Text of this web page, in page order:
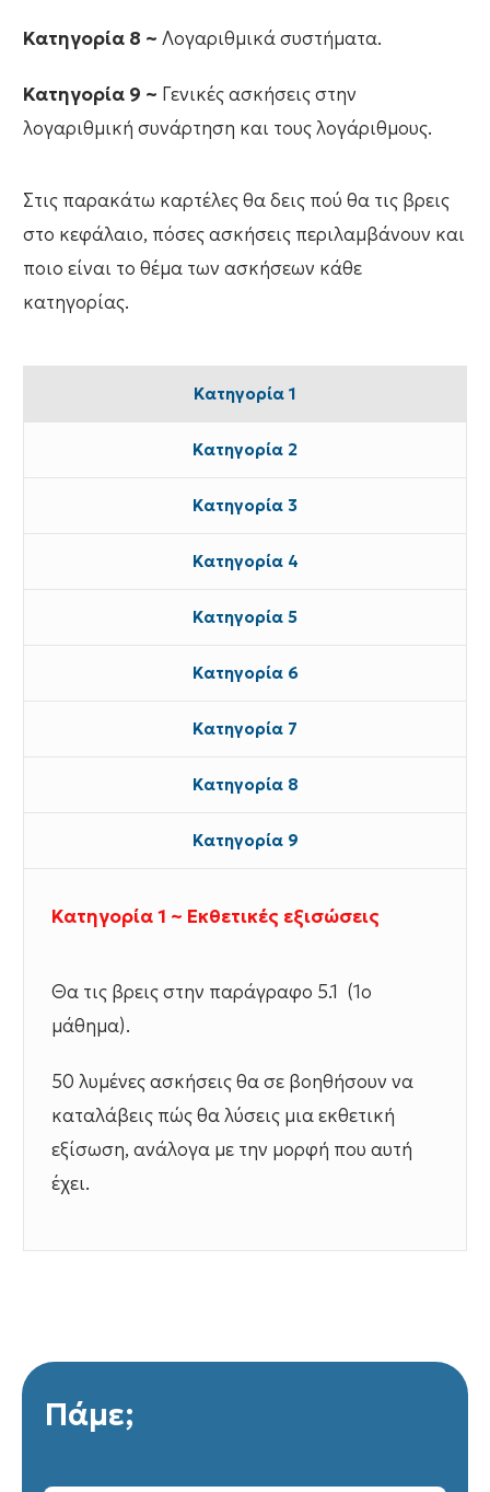
Κατηγορία 8 ~ Λογαριθμικά συστήματα.
Κατηγορία 9 ~ Γενικές ασκήσεις στην
λογαριθμική συνάρτηση και τους λογάριθμους.
Στις παρακάτω καρτέλες θα δεις πού θα τις βρεις
στο κεφάλαιο, πόσες ασκήσεις περιλαμβάνουν και
ποιο είναι το θέμα των ασκήσεων κάθε
κατηγορίας.
Κατηγορία 1
Κατηγορία 2
Κατηγορία 3
Κατηγορία 4
Κατηγορία 5
Κατηγορία 6
Κατηγορία 7
Κατηγορία 8
Κατηγορία 9
Κατηγορία 1 ~ Εκθετικές εξισώσεις
Θα τις βρεις στην παράγραφο 5.1 (1ο
μάθημα).
50 λυμένες ασκήσεις θα σε βοηθήσουν να
καταλάβεις πώς θα λύσεις μια εκθετική
εξίσωση, ανάλογα με την μορφή που αυτή
έχει.
Πάμε;